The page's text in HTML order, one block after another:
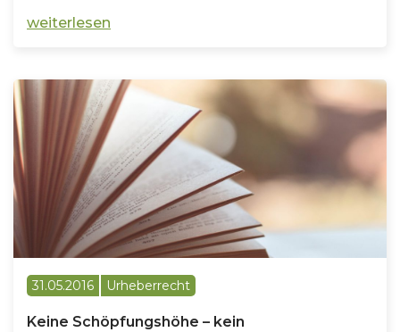
weiterlesen
31.05.2016 Urheberrecht
Keine Schöpfungshöhe – kein